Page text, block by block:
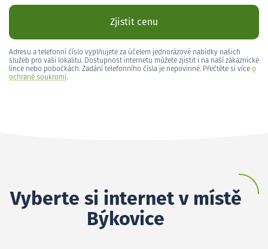
Zjistit cenu
Adresu a telefonní číslo vyplňujete za účelem jednorázové nabídky našich
služeb pro vaši lokalitu. Dostupnost internetu můžete zjistit i na naší zákaznické
lince nebo pobočkách. Zadání telefonního čísla je nepovinné. Přečtěte si více o
ochraně soukromí.
Vyberte si internet v místě
Býkovice